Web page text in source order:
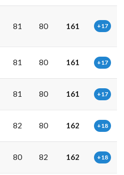
81 80 161 +17
81 80 161 +17
81 80 161 +17
82 80 162 +18
80 82 162 +18